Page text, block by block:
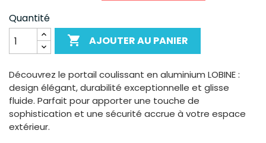
Quantité
 AJOUTER AU PANIER
Découvrez le portail coulissant en aluminium LOBINE :
design élégant, durabilité exceptionnelle et glisse
fluide. Parfait pour apporter une touche de
sophistication et une sécurité accrue à votre espace
extérieur.